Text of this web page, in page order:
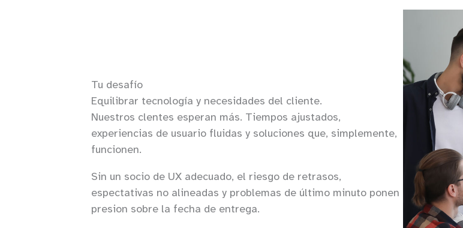
Tu desafío
Equilibrar tecnología y necesidades del cliente.
Nuestros clentes esperan más. Tiempos ajustados,
experiencias de usuario fluidas y soluciones que, simplemente,
funcionen.
Sin un socio de UX adecuado, el riesgo de retrasos,
espectativas no alineadas y problemas de último minuto ponen
presion sobre la fecha de entrega.